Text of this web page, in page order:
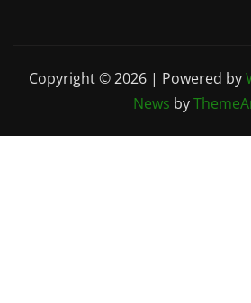
Copyright © 2026 | Powered by
News by